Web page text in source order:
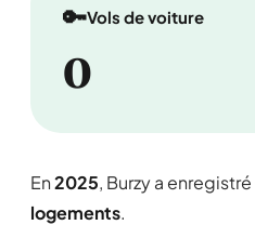
🔑Vols de voiture
0
En2025, Burzy a enregistré
logements.